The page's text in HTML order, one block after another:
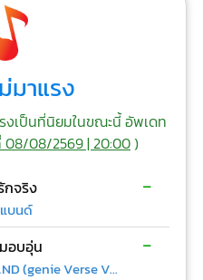
มาแรง
งเป็นที่นิยมในขณะนี้ อัพเดท
08/08/2569 | 20:00)
กจริง
บนด์
-
อบอุ่น
FREEHAND (genie Verse Vol.1)
-